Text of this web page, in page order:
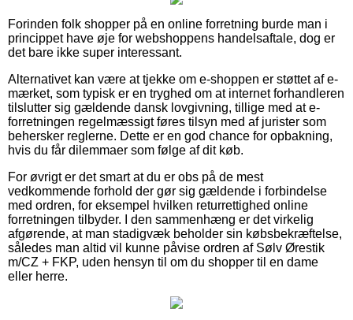
Forinden folk shopper på en online forretning burde man i
princippet have øje for webshoppens handelsaftale, dog er
det bare ikke super interessant.
Alternativet kan være at tjekke om e-shoppen er støttet af e-
mærket, som typisk er en tryghed om at internet forhandleren
tilslutter sig gældende dansk lovgivning, tillige med at e-
forretningen regelmæssigt føres tilsyn med af jurister som
behersker reglerne. Dette er en god chance for opbakning,
hvis du får dilemmaer som følge af dit køb.
For øvrigt er det smart at du er obs på de mest
vedkommende forhold der gør sig gældende i forbindelse
med ordren, for eksempel hvilken returrettighed online
forretningen tilbyder. I den sammenhæng er det virkelig
afgørende, at man stadigvæk beholder sin købsbekræftelse,
således man altid vil kunne påvise ordren af Sølv Ørestik
m/CZ + FKP, uden hensyn til om du shopper til en dame
eller herre.